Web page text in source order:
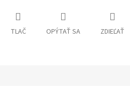
TLAČ OPÝTAŤ SA ZDIEĽAŤ